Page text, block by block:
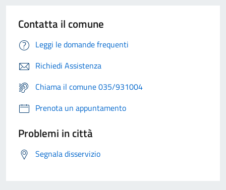
Contatta il comune
Leggi le domande frequenti
Richiedi Assistenza
Chiama il comune 035/931004
Prenota un appuntamento
Problemi in città
Segnala disservizio